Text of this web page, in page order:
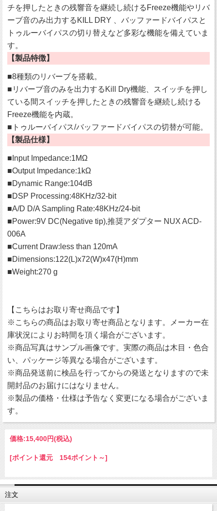
チを押したときの残響音を継続し続けるFreeze機能やリバ
ーブ音のみ出力するKILL DRY 、バッファードバイパスと
トゥルーバイパスの切り替えなど多彩な機能を備えていま
す。
【製品特徴】
■8種類のリバーブを搭載。
■リバーブ音のみを出力するKill Dry機能、スイッチを押し
ている間スイッチを押したときの残響音を継続し続ける
Freeze機能を内蔵。
■トゥルーバイパス/バッファードバイパスの切替が可能。
【製品仕様】
■Input Impedance:1MΩ
■Output Impedance:1kΩ
■Dynamic Range:104dB
■DSP Processing:48KHz/32-bit
■A/D D/A Sampling Rate:48KHz/24-bit
■Power:9V DC(Negative tip),推奨アダプター NUX ACD-
006A
■Current Draw:less than 120mA
■Dimensions:122(L)x72(W)x47(H)mm
■Weight:270 g
【こちらはお取り寄せ商品です】
※こちらの商品はお取り寄せ商品となります。メーカー在
庫状況によりお時間を頂く場合がございます。
※商品写真はサンプル画像です。実際の商品は木目・色合
い、パッケージ等異なる場合がございます。
※商品発送前に検品を行ってからの発送となりますので未
開封品のお届けにはなりません。
※製品の価格・仕様は予告なく変更になる場合がございま
す。
価格:15,400円(税込)
[ポイント還元 154ポイント～]
注文